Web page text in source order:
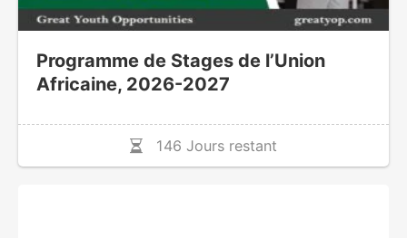
Programme de Stages de l’Union
Africaine, 2026-2027
146 Jours restant